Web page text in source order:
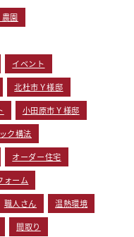
園
イベント
北杜市Ｙ様邸
小田原市Ｙ様邸
ク構法
オーダー住宅
ォーム
職人さん 温熱環境
間取り